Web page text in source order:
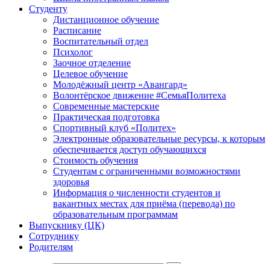
Студенту
Дистанционное обучение
Расписание
Воспитательный отдел
Психолог
Заочное отделение
Целевое обучение
Молодёжный центр «Авангард»
Волонтёрское движение #СемьяПолитеха
Современные мастерские
Практическая подготовка
Спортивный клуб «Политех»
Электронные образовательные ресурсы, к которым
обеспечивается доступ обучающихся
Стоимость обучения
Студентам с ограниченными возможностями
здоровья
Информация о численности студентов и
вакантных местах для приёма (перевода) по
образовательным программам
Выпускнику (ЦК)
Сотруднику
Родителям